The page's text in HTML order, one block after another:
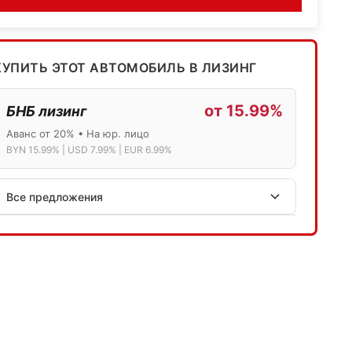
ЭТОТ АВТОМОБИЛЬ В ЛИЗИНГ
БНБ лизинг от 15.99%
Аванс от 20% • На юр. лицо
BYN 15.99% | USD 7.99% | EUR 6.99%
Все предложения
АСБ лизинг